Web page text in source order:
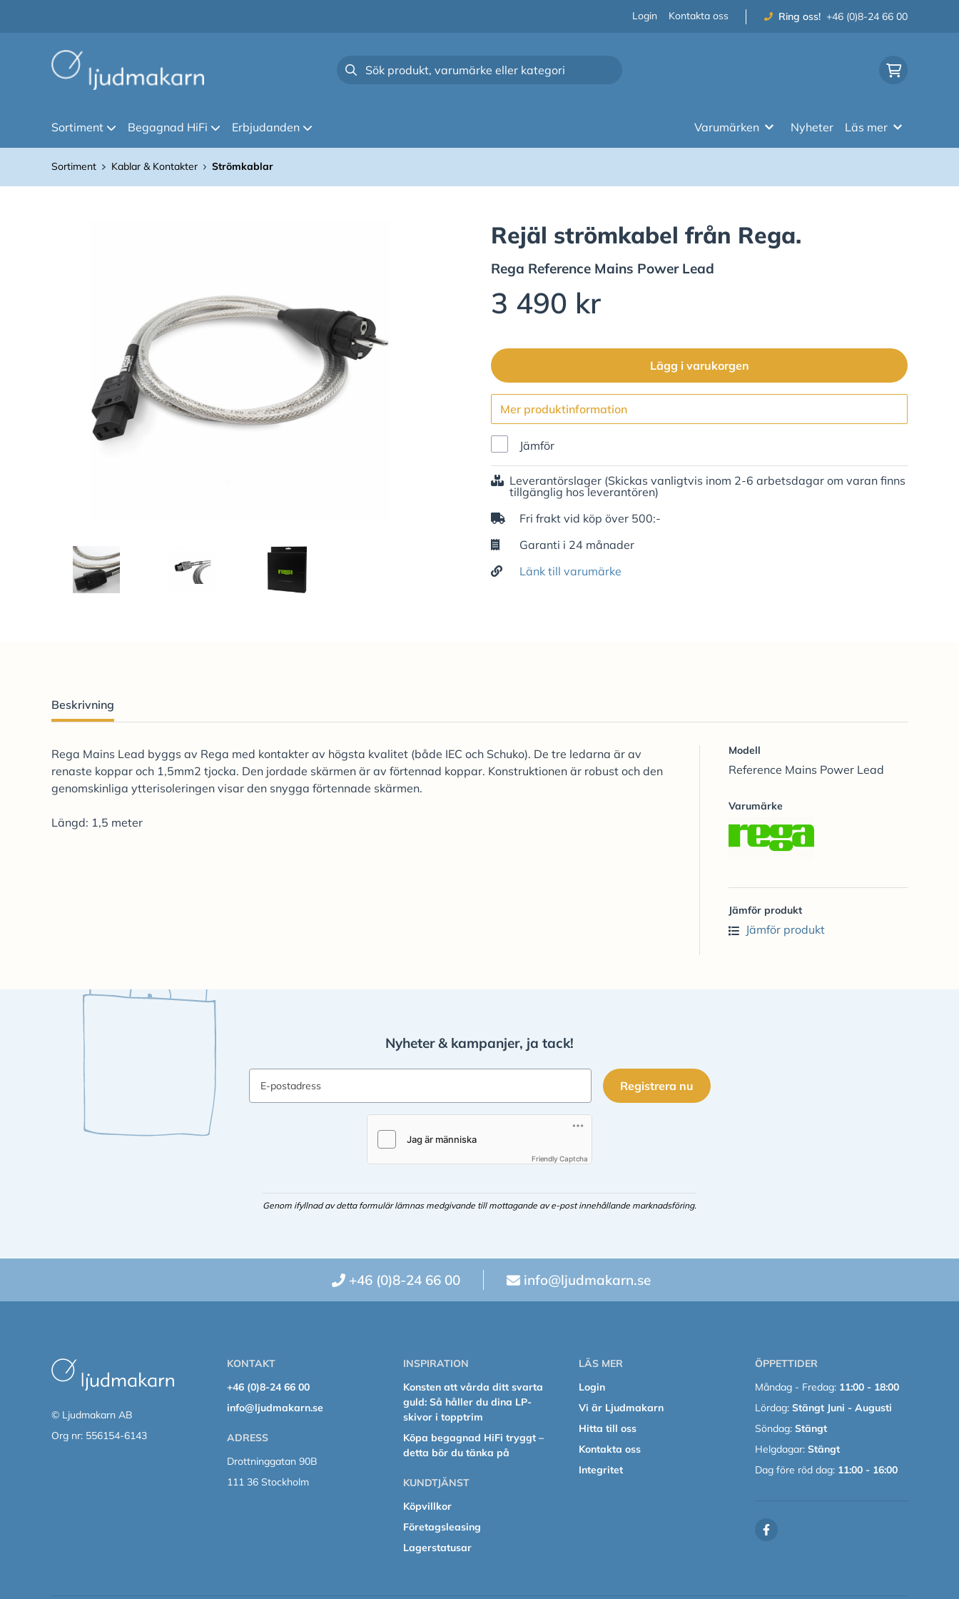
Login Kontakta oss Ring oss! +46 (0)8-24 66 00
Sortiment Begagnad HiFi Erbjudanden Varumärken Nyheter Läs mer
Sortiment Kablar & Kontakter Strömkablar
Rejäl strömkabel från Rega.
Rega Reference Mains Power Lead
3 490 kr
Lägg i varukorgen
Mer produktinformation
Jämför
Leverantörslager (Skickas vanligtvis inom 2-6 arbetsdagar om varan finns
tillgänglig hos leverantören)
Fri frakt vid köp över 500:-
Garanti i 24 månader
Länk till varumärke
Beskrivning
Rega Mains Lead byggs av Rega med kontakter av högsta kvalitet (både IEC och Schuko). De tre ledarna är av
renaste koppar och 1,5mm2 tjocka. Den jordade skärmen är av förtennad koppar. Konstruktionen är robust och den
genomskinliga ytterisoleringen visar den snygga förtennade skärmen.
Längd: 1,5 meter
Modell
Reference Mains Power Lead
Varumärke
Jämför produkt
Jämför produkt
Nyheter & kampanjer, ja tack!
E-postadress Registrera nu
Friendly Captcha
Genom ifyllnad av detta formulär lämnas medgivande till mottagande av e-post innehållande marknadsföring.
+46 (0)8-24 66 00 info@ljudmakarn.se
© Ljudmakarn AB
Org nr: 556154-6143
KONTAKT
+46 (0)8-24 66 00
info@ljudmakarn.se
ADRESS
Drottninggatan 90B
111 36 Stockholm
INSPIRATION
Konsten att vårda ditt svarta
guld: Så håller du dina LP-
skivor i topptrim
Köpa begagnad HiFi tryggt –
detta bör du tänka på
KUNDTJÄNST
Köpvillkor
Företagsleasing
Lagerstatusar
LÄS MER
Login
Vi är Ljudmakarn
Hitta till oss
Kontakta oss
Integritet
ÖPPETTIDER
Måndag - Fredag: 11:00 - 18:00
Lördag:Stängt Juni - Augusti
Söndag:Stängt
Helgdagar:Stängt
Dag före röd dag:11:00 - 16:00